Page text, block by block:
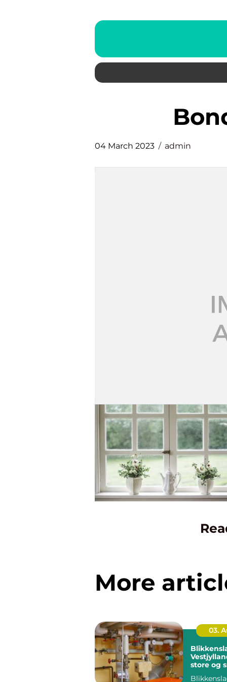
04 March 2023 admin
More
03.
store og